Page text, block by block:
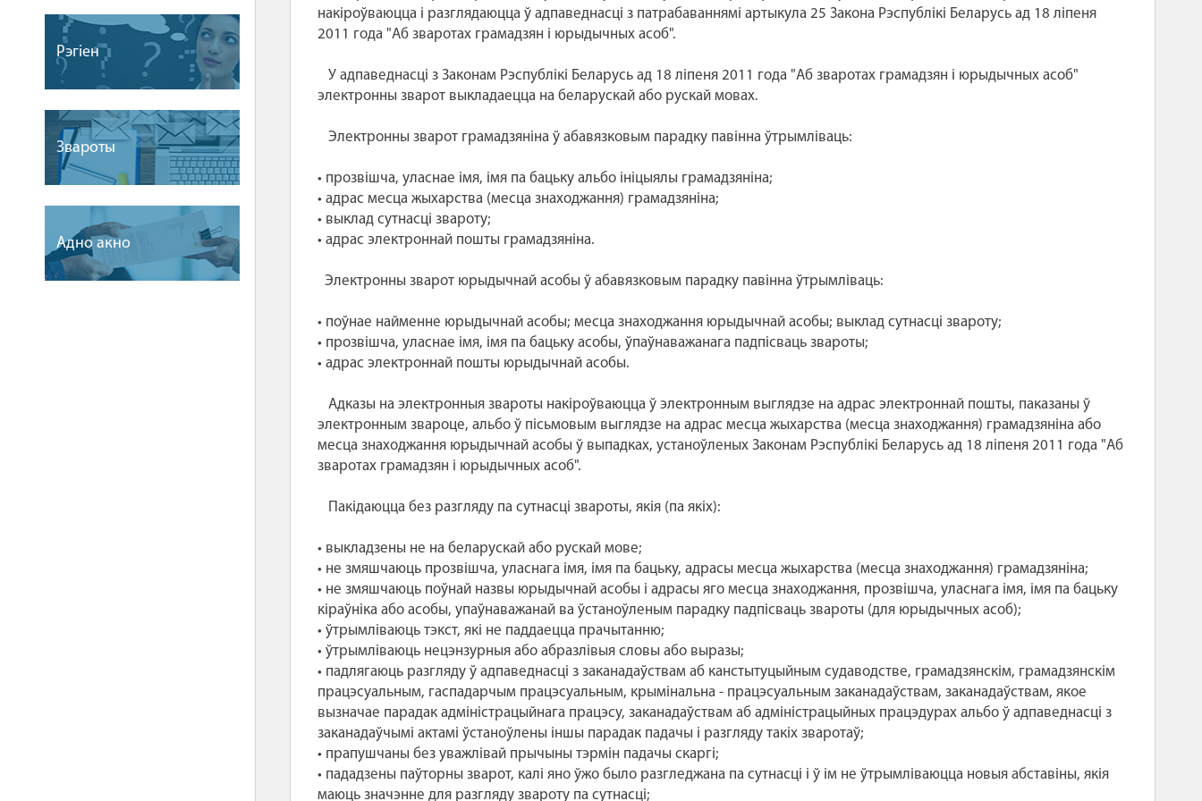
Рэгіен
Звароты
Адно акно
накіроўваюцца і разглядаюцца ў адпаведнасці з патрабаваннямі артыкула 25 Закона Рэспублікі Беларусь ад 18 ліпеня
2011 года "Аб зваротах грамадзян і юрыдычных асоб".
У адпаведнасці з Законам Рэспублікі Беларусь ад 18 ліпеня 2011 года "Аб зваротах грамадзян і юрыдычных асоб"
электронны зварот выкладаецца на беларускай або рускай мовах.
Электронны зварот грамадзяніна ў абавязковым парадку павінна ўтрымліваць:
• прозвішча, уласнае імя, імя па бацьку альбо ініцыялы грамадзяніна;
• адрас месца жыхарства (месца знаходжання) грамадзяніна;
• выклад сутнасці звароту;
• адрас электроннай пошты грамадзяніна.
Электронны зварот юрыдычнай асобы ў абавязковым парадку павінна ўтрымліваць:
• поўнае найменне юрыдычнай асобы; месца знаходжання юрыдычнай асобы; выклад сутнасці звароту;
• прозвішча, уласнае імя, імя па бацьку асобы, ўпаўнаважанага падпісваць звароты;
• адрас электроннай пошты юрыдычнай асобы.
Адказы на электронныя звароты накіроўваюцца ў электронным выглядзе на адрас электроннай пошты, паказаны ў
электронным звароце, альбо ў пісьмовым выглядзе на адрас месца жыхарства (месца знаходжання) грамадзяніна або
месца знаходжання юрыдычнай асобы ў выпадках, устаноўленых Законам Рэспублікі Беларусь ад 18 ліпеня 2011 года "Аб
зваротах грамадзян і юрыдычных асоб".
Пакідаюцца без разгляду па сутнасці звароты, якія (па якіх):
• выкладзены не на беларускай або рускай мове;
• не змяшчаюць прозвішча, уласнага імя, імя па бацьку, адрасы месца жыхарства (месца знаходжання) грамадзяніна;
• не змяшчаюць поўнай назвы юрыдычнай асобы і адрасы яго месца знаходжання, прозвішча, уласнага імя, імя па бацьку
кіраўніка або асобы, упаўнаважанай ва ўстаноўленым парадку падпісваць звароты (для юрыдычных асоб);
• ўтрымліваюць тэкст, які не паддаецца прачытанню;
• ўтрымліваюць нецэнзурныя або абразлівыя словы або выразы;
• падлягаюць разгляду ў адпаведнасці з заканадаўствам аб канстытуцыйным судаводстве, грамадзянскім, грамадзянскім
працэсуальным, гаспадарчым працэсуальным, крымінальна - працэсуальным заканадаўствам, заканадаўствам, якое
вызначае парадак адміністрацыйнага працэсу, заканадаўствам аб адміністрацыйных працэдурах альбо ў адпаведнасці з
заканадаўчымі актамі ўстаноўлены іншы парадак падачы і разгляду такіх зваротаў;
• прапушчаны без уважлівай прычыны тэрмін падачы скаргі;
• пададзены паўторны зварот, калі яно ўжо было разгледжана па сутнасці і ў ім не ўтрымліваюцца новыя абставіны, якія
маюць значэнне для разгляду звароту па сутнасці;